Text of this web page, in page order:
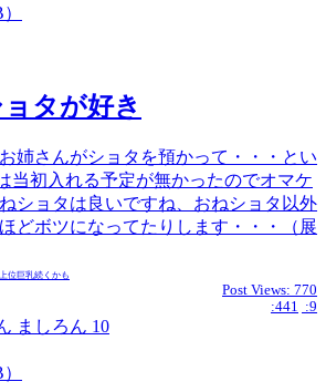
タが好き
姉さんがショタを預かって・・・とい
当初入れる予定が無かったのでオマケ
ショタは良いですね、おねショタ以外
どボツになってたりします・・・（展
位巨乳 続くかも
Post Views: 770
:441
:9
ましろん 10